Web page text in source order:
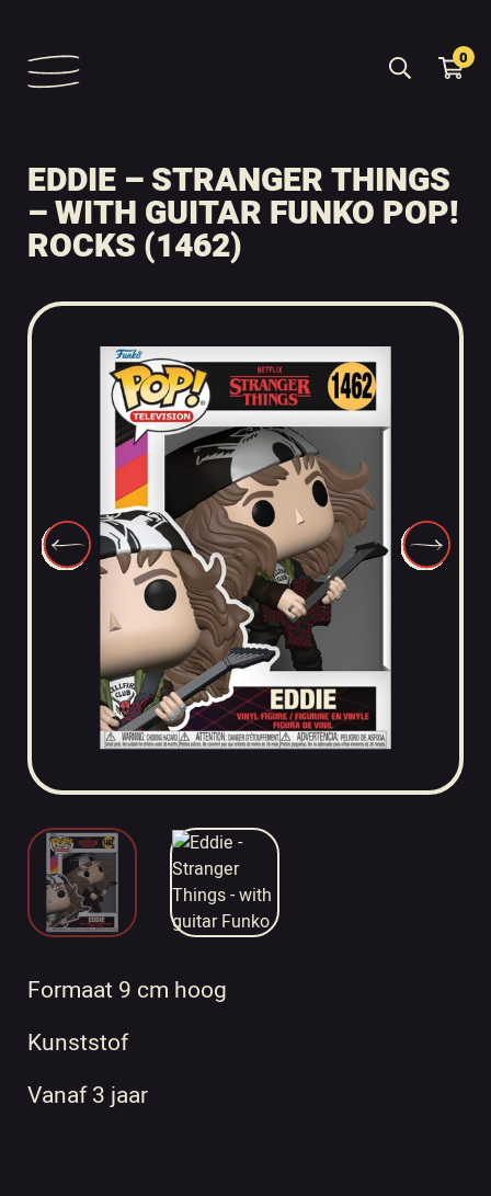
0
EDDIE – STRANGER THINGS
– WITH GUITAR FUNKO POP!
ROCKS (1462)
Formaat 9 cm hoog
Kunststof
Vanaf 3 jaar